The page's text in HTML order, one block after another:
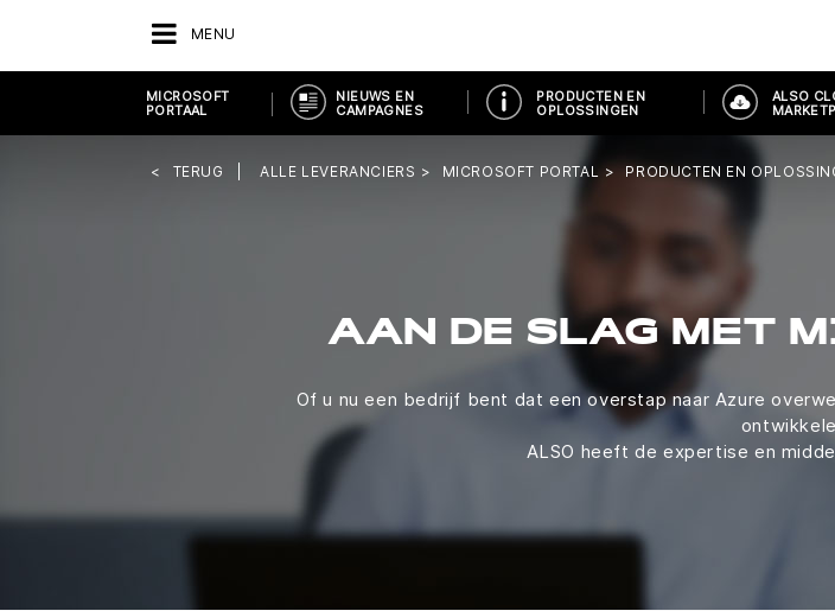
MENU
MICROSOFT
PORTAAL
NIEUWS EN
CAMPAGNES
PRODUCTEN EN
OPLOSSINGEN
ALSO
TERUG ALLE LEVERANCIERS MICROSOFT PORTAL PRODUCTEN EN
AAN DE SLAG MET
Of u nu een bedrijf bent dat een overstap naar Azure
ALSO heeft de expertise en